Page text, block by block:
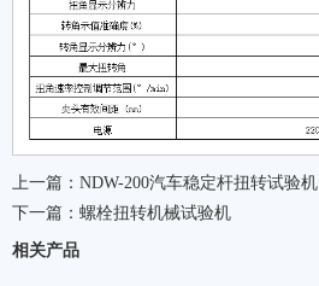
上一篇： NDW-200汽车稳定杆扭转试验机
下一篇： 螺栓扭转机械试验机
相关产品